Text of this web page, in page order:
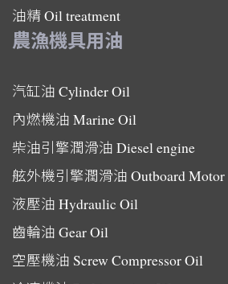
油精Oil treatment
農漁機具用油
汽缸油 Cylinder Oil
內燃機油 Marine Oil
柴油引擎潤滑油 Diesel engine
舷外機引擎潤滑油 Outboard Motor
液壓油 Hydraulic Oil
齒輪油 Gear Oil
空壓機油 Screw Compressor Oil